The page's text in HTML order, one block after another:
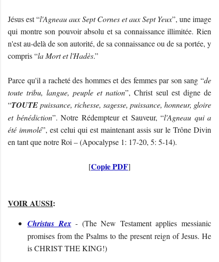
Jésus est “l'Agneau aux Sept Cornes et aux Sept Yeux”, une image
qui montre son pouvoir absolu et sa connaissance illimitée. Rien
n'est au-delà de son autorité, de sa connaissance ou de sa portée, y
compris “la Mort et l'Hadès.”
Parce qu'il a racheté des hommes et des femmes par son sang “de
toute tribu, langue, peuple et nation”, Christ seul est digne de
“TOUTEpuissance, richesse, sagesse, puissance, honneur, gloire
et bénédiction”. Notre Rédempteur et Sauveur, “l'Agneau qui a
été immolé”, est celui qui est maintenant assis sur le Trône Divin
en tant que notre Roi – (Apocalypse 1: 17-20, 5: 5-14).
[Copie PDF]
VOIR AUSSI:
Christus Rex- (The New Testament applies messianic
promises from the Psalms to the present reign of Jesus. He
is CHRIST THE KING!)